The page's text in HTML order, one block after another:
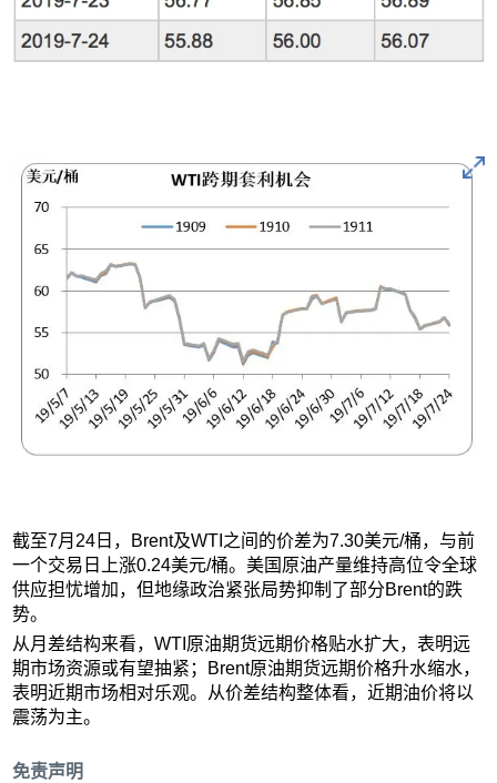
截至7月24日，Brent及WTI之间的价差为7.30美元/桶，与前
一个交易日上涨0.24美元/桶。美国原油产量维持高位令全球
供应担忧增加，但地缘政治紧张局势抑制了部分Brent的跌
势。
从月差结构来看，WTI原油期货远期价格贴水扩大，表明远
期市场资源或有望抽紧；Brent原油期货远期价格升水缩水，
表明近期市场相对乐观。从价差结构整体看，近期油价将以
震荡为主。
免责声明